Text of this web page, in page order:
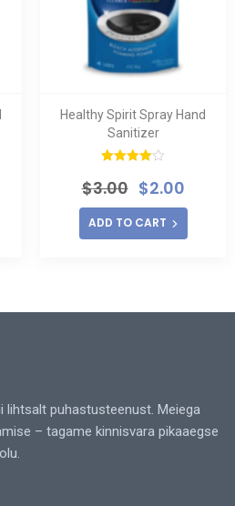
Healthy Spirit Spray Hand
Sanitizer
4.00 out
of 5
$3.00 $2.00
ADD TO CART
lihtsalt puhastusteenust. Meiega
– tagame kinnisvara pikaaegse